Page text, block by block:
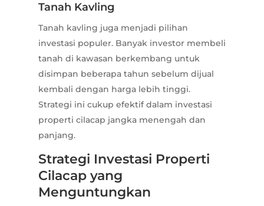
Tanah Kavling
Tanah kavling juga menjadi pilihan
investasi populer. Banyak investor membeli
tanah di kawasan berkembang untuk
disimpan beberapa tahun sebelum dijual
kembali dengan harga lebih tinggi.
Strategi ini cukup efektif dalam investasi
properti cilacap jangka menengah dan
panjang.
Strategi Investasi Properti
Cilacap yang
Menguntungkan